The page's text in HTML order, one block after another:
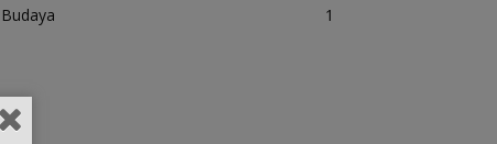
Budaya
1